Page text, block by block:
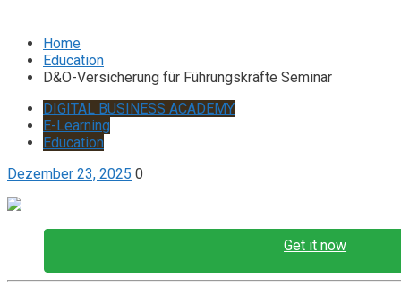
Home
Education
D&O-Versicherung für Führungskräfte Seminar
DIGITAL BUSINESS ACADEMY
E-Learning
Education
Dezember 23, 2025 0
Get it now